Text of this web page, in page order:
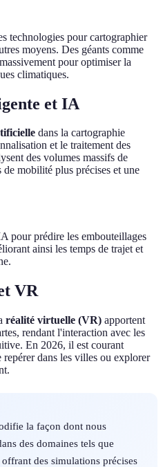
technologies pour cartographier
moyens. Des géants comme
pour optimiser la
climatiques.
et IA
dans la cartographie
et le traitement des
des volumes massifs de
mobilité plus précises et une
pour prédire les embouteillages
ainsi les temps de trajet et
VR
réalité virtuelle (VR) apportent
rendant l'interaction avec les
En 2026, il est courant
dans les villes ou explorer
la façon dont nous
des domaines tels que
des simulations précises